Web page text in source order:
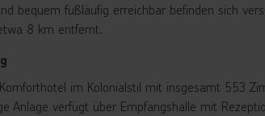
bequem fußläufig erreichbar befinden sich
8 km entfernt.
im Kolonialstil mit insgesamt 553
Anlage verfügt über Empfangshalle mit